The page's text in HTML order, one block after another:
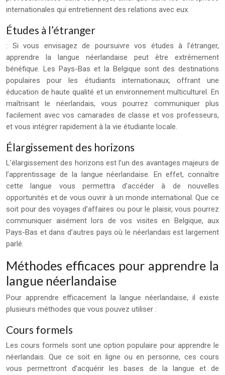
internationales qui entretiennent des relations avec eux.
Études à l’étranger
: Si vous envisagez de poursuivre vos études à l’étranger,
apprendre la langue néerlandaise peut être extrêmement
bénéfique. Les Pays-Bas et la Belgique sont des destinations
populaires pour les étudiants internationaux, offrant une
éducation de haute qualité et un environnement multiculturel. En
maîtrisant le néerlandais, vous pourrez communiquer plus
facilement avec vos camarades de classe et vos professeurs,
et vous intégrer rapidement à la vie étudiante locale.
Élargissement des horizons
L’élargissement des horizons est l’un des avantages majeurs de
l’apprentissage de la langue néerlandaise. En effet, connaître
cette langue vous permettra d’accéder à de nouvelles
opportunités et de vous ouvrir à un monde international. Que ce
soit pour des voyages d’affaires ou pour le plaisir, vous pourrez
communiquer aisément lors de vos visites en Belgique, aux
Pays-Bas et dans d’autres pays où le néerlandais est largement
parlé.
Méthodes efficaces pour apprendre la
langue néerlandaise
Pour apprendre efficacement la langue néerlandaise, il existe
plusieurs méthodes que vous pouvez utiliser :
Cours formels
Les cours formels sont une option populaire pour apprendre le
néerlandais. Que ce soit en ligne ou en personne, ces cours
vous permettront d’acquérir les bases de la langue et de